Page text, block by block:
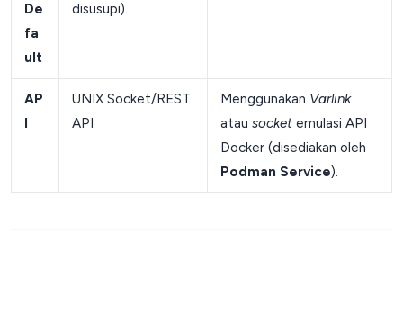
De
fa
ult
disusupi).
AP
UNIX Socket/REST
API
Menggunakan Varlink
atau socketemulasi API
Docker (disediakan oleh
Podman Service).